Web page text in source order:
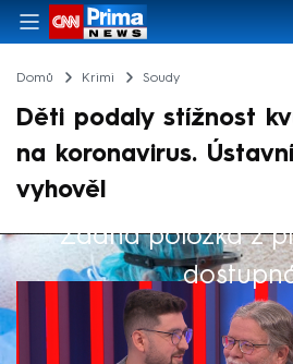
Domů Krimi Soudy
Děti podaly stížnost
na koronavirus.
vyhověl
Žádná položka z
Výběr redakce